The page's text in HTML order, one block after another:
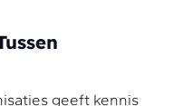
geeft kennis